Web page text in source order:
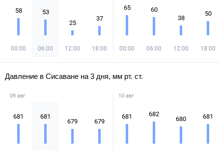
58
00:00
53
06:00
25
12:00
37
18:00
65
00:00
60
06:00
38
12:00
50
18:00
Давление в Сисаване на 3 дня, мм рт. ст.
09 авг
681 681
679 679
10 авг
681 682
680 681